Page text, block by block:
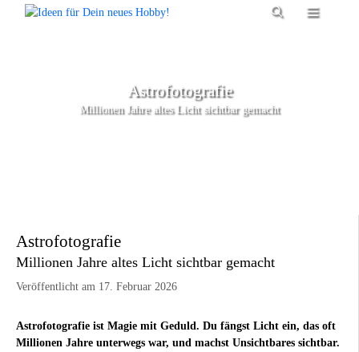
Menü
Astrofotografie
Millionen Jahre altes Licht sichtbar gemacht
Astrofotografie
Millionen Jahre altes Licht sichtbar gemacht
Veröffentlicht am 17. Februar 2026
Astrofotografie ist Magie mit Geduld. Du fängst Licht ein, das oft
Millionen Jahre unterwegs war, und machst Unsichtbares sichtbar.